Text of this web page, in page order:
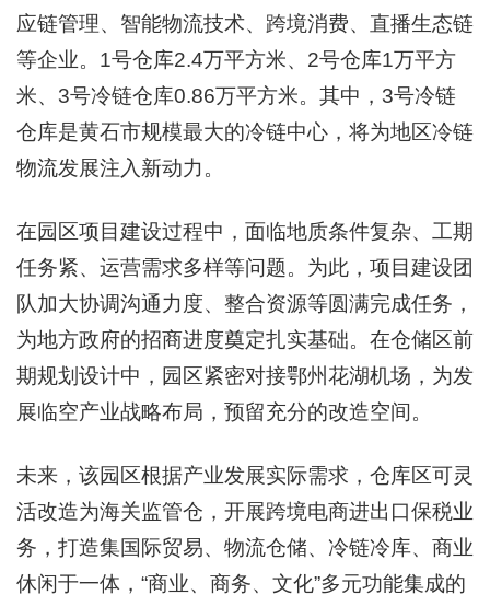
应链管理、智能物流技术、跨境消费、直播生态链
等企业。1号仓库2.4万平方米、2号仓库1万平方
米、3号冷链仓库0.86万平方米。其中，3号冷链
仓库是黄石市规模最大的冷链中心，将为地区冷链
物流发展注入新动力。
在园区项目建设过程中，面临地质条件复杂、工期
任务紧、运营需求多样等问题。为此，项目建设团
队加大协调沟通力度、整合资源等圆满完成任务，
为地方政府的招商进度奠定扎实基础。在仓储区前
期规划设计中，园区紧密对接鄂州花湖机场，为发
展临空产业战略布局，预留充分的改造空间。
未来，该园区根据产业发展实际需求，仓库区可灵
活改造为海关监管仓，开展跨境电商进出口保税业
务，打造集国际贸易、物流仓储、冷链冷库、商业
休闲于一体，“商业、商务、文化”多元功能集成的